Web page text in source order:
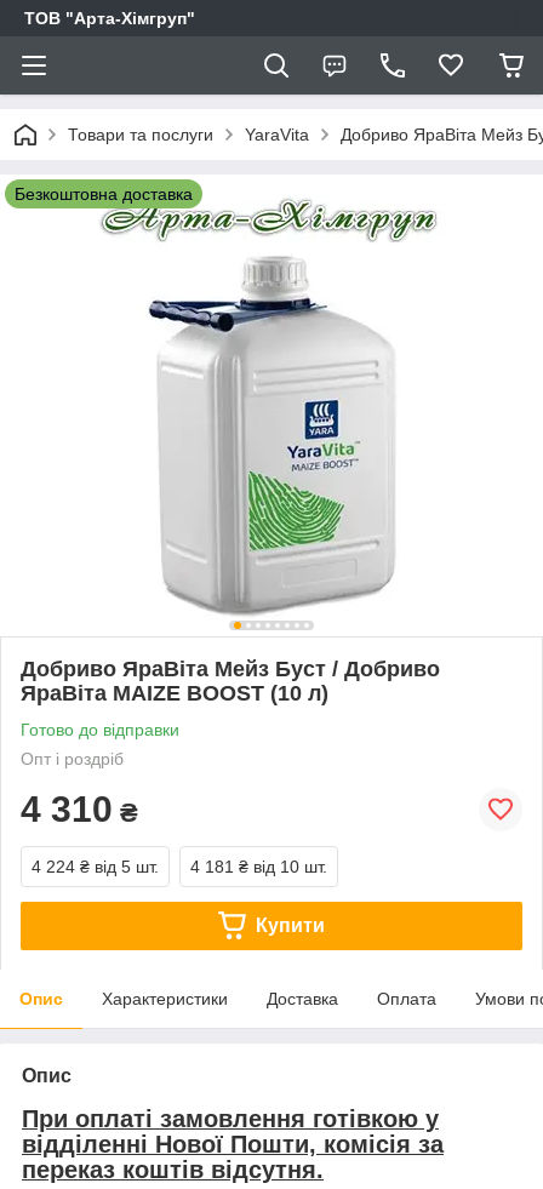
ТОВ "Арта-Хімгруп"
Товари та послуги YaraVita Добриво ЯраВіта Мейз
Безкоштовна доставка
Добриво ЯраВіта Мейз Буст / Добриво
ЯраВіта MAIZE BOOST (10 л)
Готово до відправки
Опт і роздріб
4 310 ₴
4 224 ₴ від 5 шт. 4 181 ₴ від 10 шт.
Купити
Опис Характеристики Доставка Оплата Умови
Опис
При оплаті замовлення готівкою у
відділенні Нової Пошти, комісія за
переказ коштів відсутня.